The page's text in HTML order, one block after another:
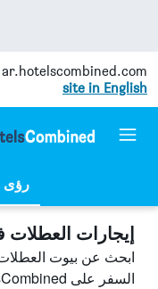
ar.hotelscombined.com
site in English
رؤى
إيجارات العطلات
ابحث عن بيوت
السفر على HotelsCombined وقارن بينها ووفّر.